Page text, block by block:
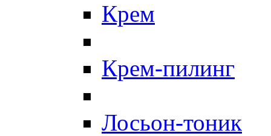
Крем
Крем-пилинг
Лосьон-тоник